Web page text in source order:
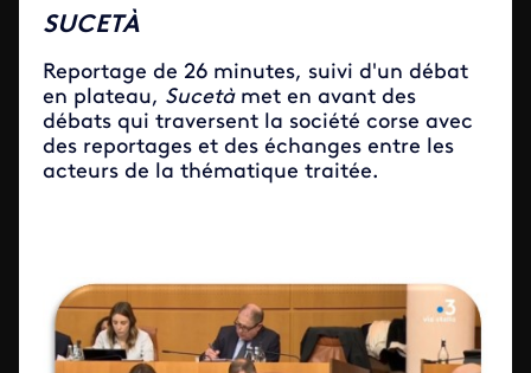
SUCETÀ
Reportage de 26 minutes, suivi d'un débat
en plateau, Sucetàmet en avant des
débats qui traversent la société corse avec
des reportages et des échanges entre les
acteurs de la thématique traitée.